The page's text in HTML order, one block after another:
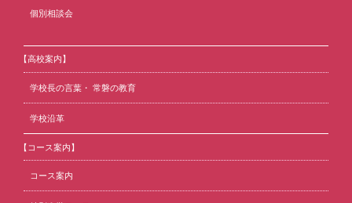
個別相談会
【高校案内】
学校長の言葉・ 常磐の教育
学校沿革
【コース案内】
コース案内